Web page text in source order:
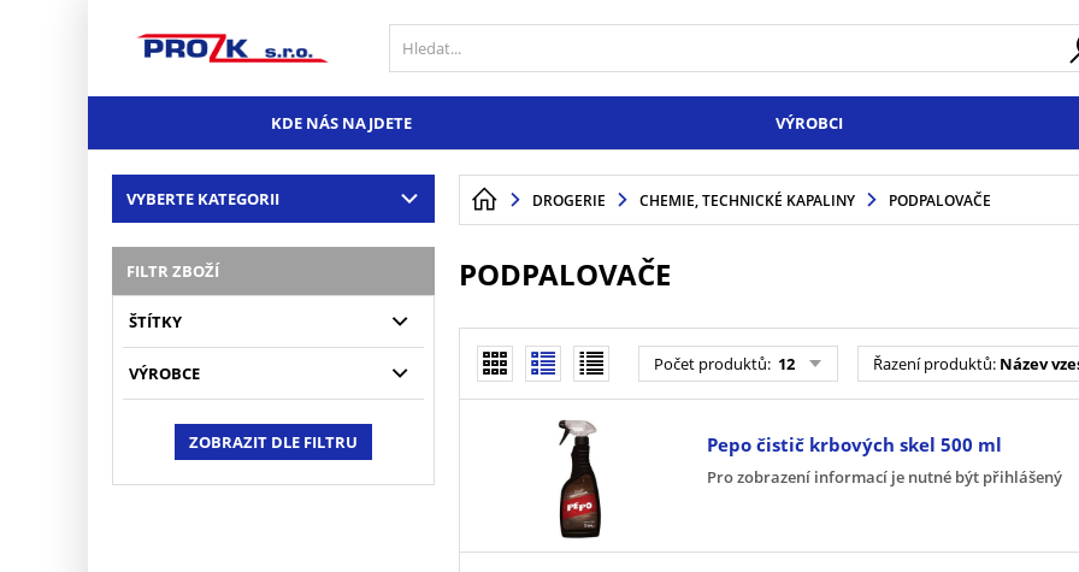
KDE NÁS NAJDETE VÝROBCI
VYBERTE KATEGORII
FILTR ZBOŽÍ
ŠTÍTKY
VÝROBCE
ZOBRAZIT DLE FILTRU
DROGERIE CHEMIE, TECHNICKÉ KAPALINY PODPALOVAČE
PODPALOVAČE
Počet produktů: 12 Řazení produktů: Název
Pepo čistič krbových skel 500 ml
Pro zobrazení informací je nutné být přihlášený